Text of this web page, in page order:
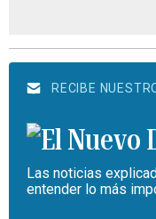
RECIBE
Las noticias
entender lo más